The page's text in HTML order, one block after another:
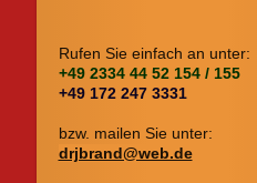
Rufen Sie einfach an unter:
+49 2334 44 52 154 / 155
+49 172 247 3331
bzw. mailen Sie unter:
drjbrand@web.de